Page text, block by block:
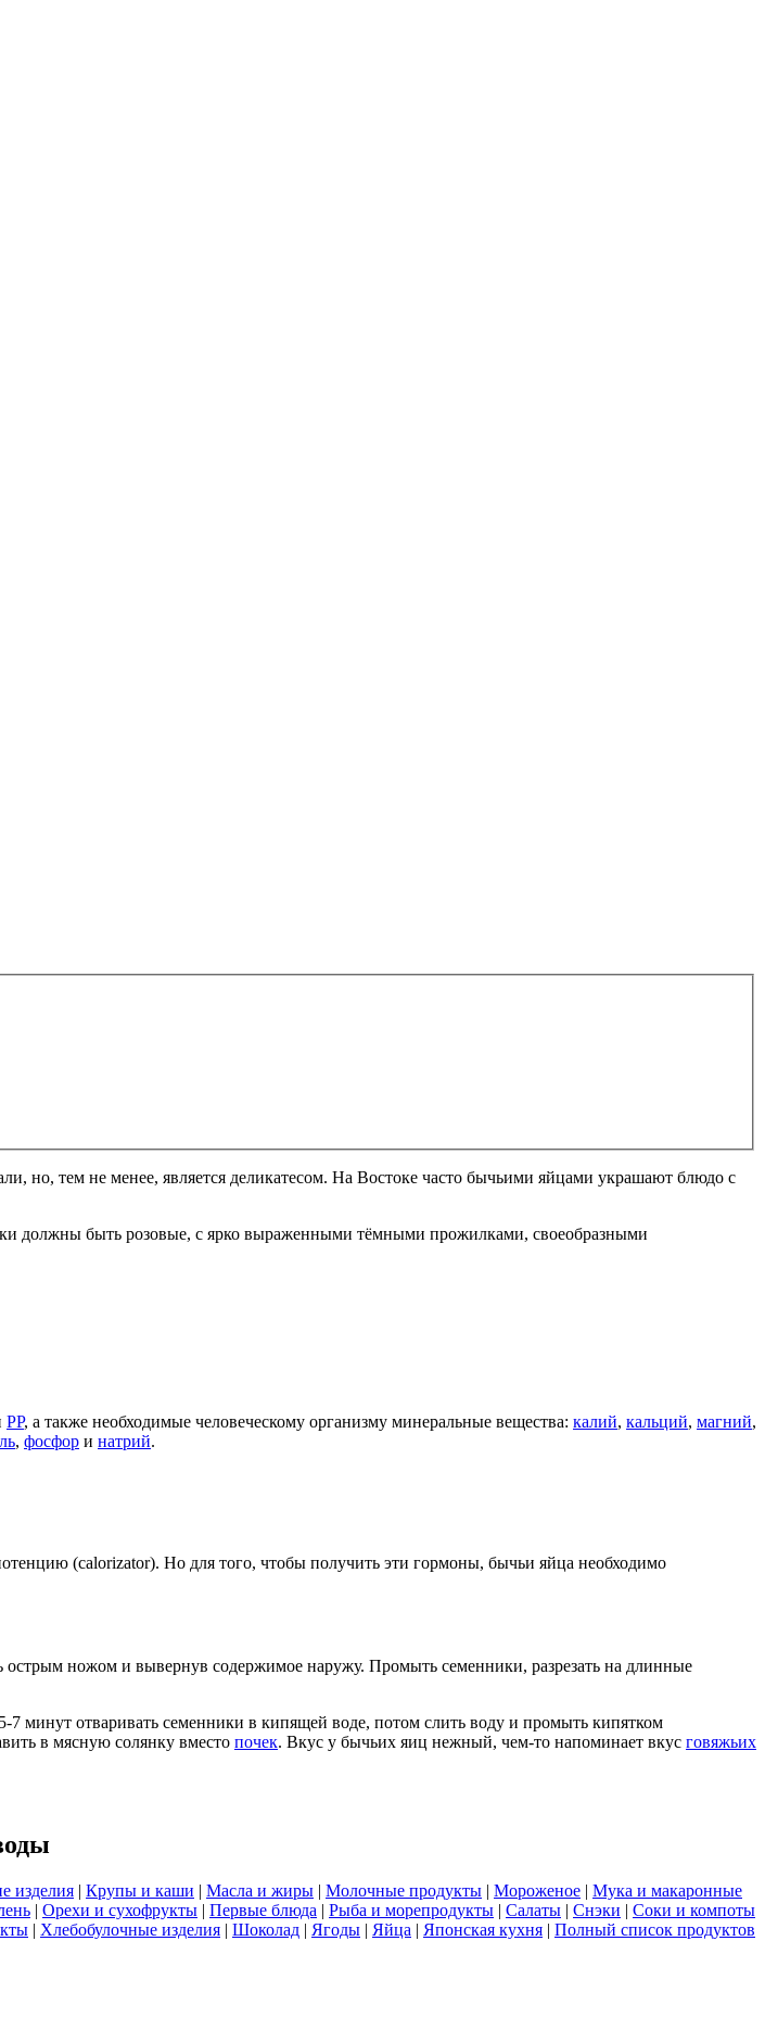
но, тем не менее, является деликатесом. На Востоке часто бычьими яйцами украшают блюдо с
должны быть розовые, с ярко выраженными тёмными прожилками, своеобразными
РР, а также необходимые человеческому организму минеральные вещества: калий, кальций, магний,
, фосфор и натрий.
(calorizator). Но для того, чтобы получить эти гормоны, бычьи яйца необходимо
ножом и вывернув содержимое наружу. Промыть семенники, разрезать на длинные
минут отваривать семенники в кипящей воде, потом слить воду и промыть кипятком
в мясную солянку вместо почек. Вкус у бычьих яиц нежный, чем-то напоминает вкус говяжьих
изделия | Крупы и каши | Масла и жиры | Молочные продукты | Мороженое | Мука и макаронные
| Орехи и сухофрукты | Первые блюда | Рыба и морепродукты | Салаты | Снэки | Соки и компоты
| Хлебобулочные изделия | Шоколад | Ягоды | Яйца | Японская кухня | Полный список продуктов